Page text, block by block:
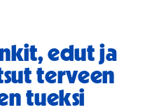
edut ja
terveen
tueksi